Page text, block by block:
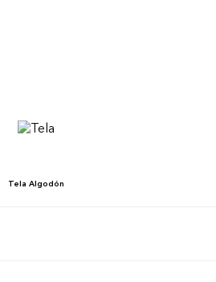
Tela Algodón